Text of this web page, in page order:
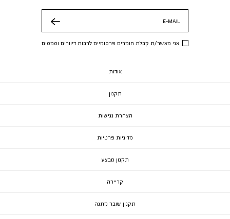
E-MAIL
אני מאשר/ת קבלת חומרים פרסומיים לרבות דיוורים וסמסים
אודות
תקנון
הצהרת נגישות
מדיניות פרטיות
תקנון מבצע
קריירה
תקנון שובר מתנה